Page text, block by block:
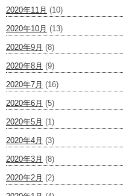
2020年11月 (10)
2020年10月 (13)
2020年9月 (8)
2020年8月 (9)
2020年7月 (16)
2020年6月 (5)
2020年5月 (1)
2020年4月 (3)
2020年3月 (8)
2020年2月 (2)